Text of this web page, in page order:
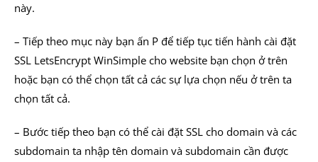
này.
– Tiếp theo mục này bạn ấn P để tiếp tục tiến hành cài đặt
SSL LetsEncrypt WinSimple cho website bạn chọn ở trên
hoặc bạn có thể chọn tất cả các sự lựa chọn nếu ở trên ta
chọn tất cả.
– Bước tiếp theo bạn có thể cài đặt SSL cho domain và các
subdomain ta nhập tên domain và subdomain cần được